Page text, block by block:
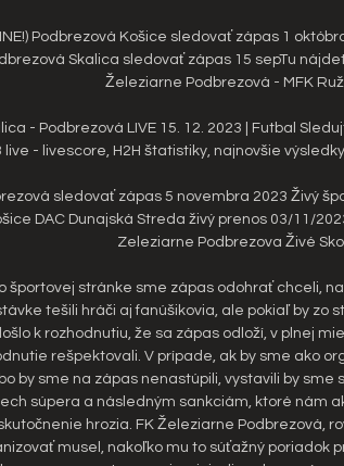
Podbrezová Košice sledovať zápas 1
Skalica sledovať zápas 15 sepTu
Železiarne Podbrezová - MFK
- Podbrezová LIVE 15. 12. 2023 | Futbal
live - livescore, H2H štatistiky, najnovšie
sledovať zápas 5 novembra 2023 Živý
DAC Dunajská Streda živý prenos 03/11/
Zeleziarne Podbrezova Živé
športovej stránke sme zápas odohrať chceli,
tešili hráči aj fanúšikovia, ale pokiaľ by zo
k rozhodnutiu, že sa zápas odloží, v plnej
rešpektovali. V prípade, ak by sme ako
by sme na zápas nenastúpili, vystavili by sme
súpera a následným sankciám, ktoré nám
hrozia. FK Železiarne Podbrezová,
musel, nakoľko mu to súťažný poriadok